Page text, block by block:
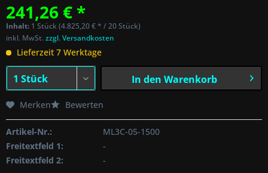
241,26 € *
Inhalt: 1 Stück (4.825,20 € * / 20 Stück)
inkl. MwSt.zzgl. Versandkosten
Lieferzeit 7 Werktage
In den Warenkorb
Merken Bewerten
Artikel-Nr.:
ML3C-05-1500
Freitextfeld 1:
-
Freitextfeld 2:
-